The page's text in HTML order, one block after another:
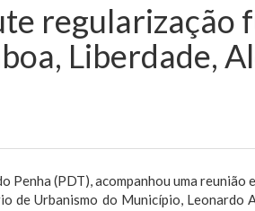
regularização
Liberdade,
Penha (PDT), acompanhou uma
de Urbanismo do Município, Leonardo